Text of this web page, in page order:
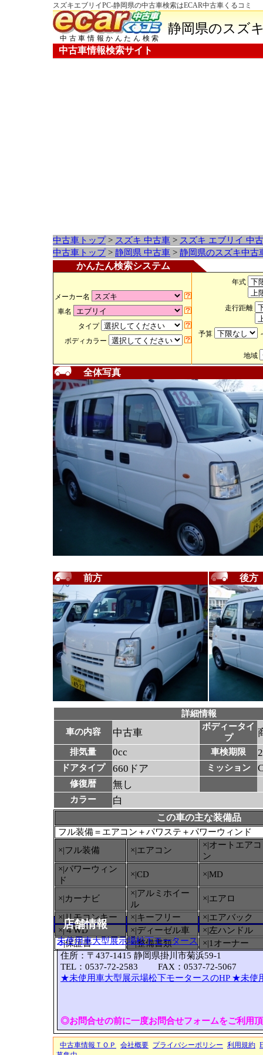
スズキエブリイPC-静岡県の中古車検索はECAR中古車くるコミ
中古車情報かんたん検索
静岡県のスズ
中古車情報検索サイト
中古車トップ> スズキ 中古車 > スズキ エブリイ 中
中古車トップ> 静岡県 中古車 > 静岡県のスズキ中古
かんたん検索システム
メーカー名
車名
タイプ
ボディカラー
年式
走行距離
予算
地域
全体写真
前方 後方
詳細情報
車の内容
中古車
ボディータイ
プ
排気量 0cc 車検期限
ドアタイプ 660ドア ミッション
修復暦 無し
カラー 白
この車の主な装備品
フル装備＝エアコン＋パワステ＋パワーウィンド
×|フル装備
×|エアコン
×|オートエアコ
ン
×|パワーウィン
ド
×|CD ×|MD
×|カーナビ
×|アルミホイー
ル
×|エアロ
×|リモコンキー
×|キーフリー
×|エアバック
×|４WD
×|ディーゼル車
×|左ハンドル
○|保証書 ×|整備書類 ×|1オーナー
店舗情報
未使用車大型展示場松下モータース
住所：〒437-1415 静岡県掛川市菊浜59-1
TEL：0537-72-2583 FAX：0537-72-5067
★未使用車大型展示場松下モータースのHP ★未使
◎お問合せの前に一度お問合せフォームをご利用
中古車情報ＴＯＰ 会社概要 プライバシーポリシー 利用規約